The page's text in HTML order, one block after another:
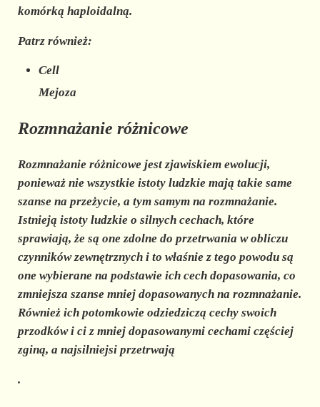
komórką haploidalną.
Patrz również:
Cell
Mejoza
Rozmnażanie różnicowe
Rozmnażanie różnicowe jest zjawiskiem ewolucji,
ponieważ nie wszystkie istoty ludzkie mają takie same
szanse na przeżycie, a tym samym na rozmnażanie.
Istnieją istoty ludzkie o silnych cechach, które
sprawiają, że są one zdolne do przetrwania w obliczu
czynników zewnętrznych i to właśnie z tego powodu są
one wybierane na podstawie ich cech dopasowania, co
zmniejsza szanse mniej dopasowanych na rozmnażanie.
Również ich potomkowie odziedziczą cechy swoich
przodków i ci z mniej dopasowanymi cechami częściej
zginą, a najsilniejsi przetrwają
.